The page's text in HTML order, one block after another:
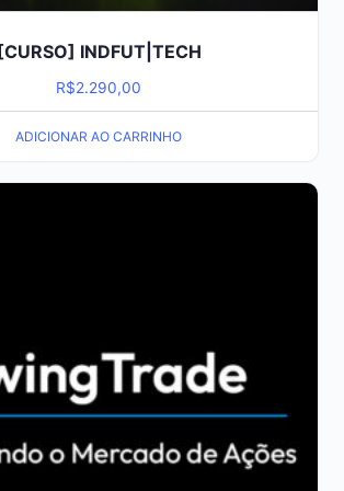
[CURSO] INDFUT|TECH
R$2.290,00
ADICIONAR AO CARRINHO